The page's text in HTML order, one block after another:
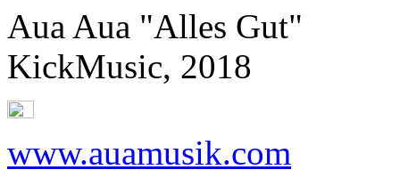
Aua Aua "Alles Gut"
KickMusic, 2018
www.auamusik.com